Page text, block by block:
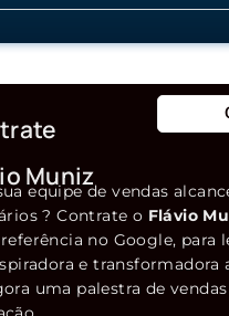
Muniz
equipe de vendas
? Contrate o Flávio
no Google, para
e transformadora
uma palestra de